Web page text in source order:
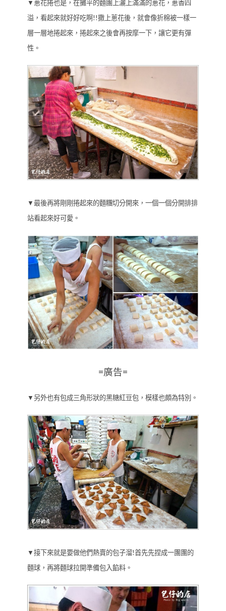
▼蔥花捲也是，在攤平的麵團上灑上滿滿的蔥花，蔥香四
溢，看起來就好好吃啊!!撒上蔥花後，就會像折棉被一樣一
層一層地捲起來，捲起來之後會再按摩一下，讓它更有彈
性。
▼最後再將剛剛捲起來的麵糰切分開來，一個一個分開排排
站看起來好可愛。
=廣告=
▼另外也有包成三角形狀的黑糖紅豆包，模樣也頗為特別。
▼接下來就是要做他們熱賣的包子溜!首先先捏成一團團的
麵球，再將麵球拉開準備包入餡料。